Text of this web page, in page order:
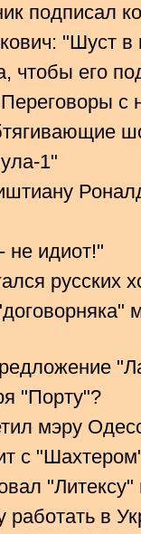
подписал
"Шуст в
чтобы его
с
1"
не идиот!"
русских
"Порту"?
мэру
с
в